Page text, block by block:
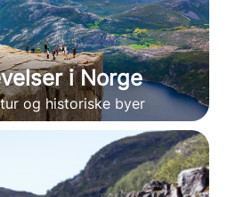
i Norge
og historiske byer